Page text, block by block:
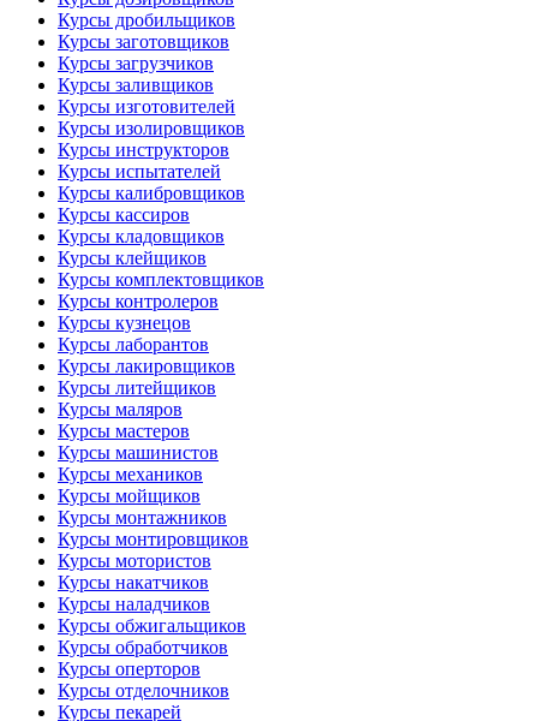
Курсы дробильщиков
Курсы заготовщиков
Курсы загрузчиков
Курсы заливщиков
Курсы изготовителей
Курсы изолировщиков
Курсы инструкторов
Курсы испытателей
Курсы калибровщиков
Курсы кассиров
Курсы кладовщиков
Курсы клейщиков
Курсы комплектовщиков
Курсы контролеров
Курсы кузнецов
Курсы лаборантов
Курсы лакировщиков
Курсы литейщиков
Курсы маляров
Курсы мастеров
Курсы машинистов
Курсы механиков
Курсы мойщиков
Курсы монтажников
Курсы монтировщиков
Курсы мотористов
Курсы накатчиков
Курсы наладчиков
Курсы обжигальщиков
Курсы обработчиков
Курсы оперторов
Курсы отделочников
Курсы пекарей